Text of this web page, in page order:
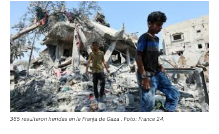
365 resultaron heridas en la Franja de Gaza . Foto: France 24.